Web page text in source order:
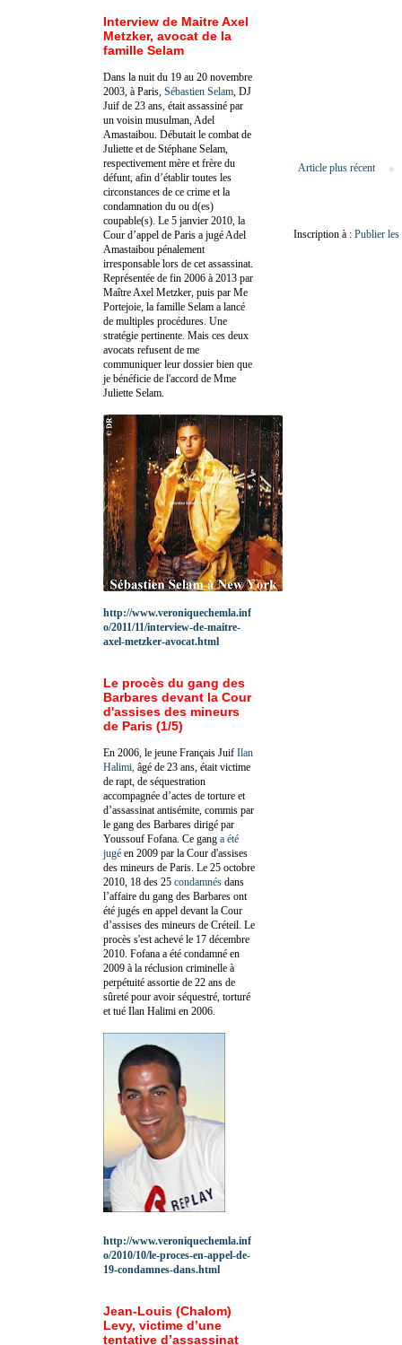
Article plus récent
Inscription à : Publier
Interview de Maitre Axel
Metzker, avocat de la
famille Selam
Dans la nuit du 19 au 20 novembre
2003, à Paris, Sébastien Selam , DJ
Juif de 23 ans, était assassiné par
un voisin musulman, Adel
Amastaibou. Débutait le combat de
Juliette et de Stéphane Selam,
respectivement mère et frère du
défunt, afin d’établir toutes les
circonstances de ce crime et la
condamnation du ou d(es)
coupable(s). Le 5 janvier 2010, la
Cour d’appel de Paris a jugé Adel
Amastaibou pénalement
irresponsable lors de cet assassinat.
Représentée de fin 2006 à 2013 par
Maître Axel Metzker, puis par Me
Portejoie, la famille Selam a lancé
de multiples procédures. Une
stratégie pertinente. Mais ces deux
avocats refusent de me
communiquer leur dossier bien que
je bénéficie de l'accord de Mme
Juliette Selam.
http://www.veroniquechemla.inf
o/2011/11/interview-de-maitre-
axel-metzker-avocat.html
Le procès du gang des
Barbares devant la Cour
d'assises des mineurs
de Paris (1/5)
En 2006, le jeune Français Juif Ilan
Halimi, âgé de 23 ans, était victime
de rapt, de séquestration
accompagnée d’actes de torture et
d’assassinat antisémite, commis par
le gang des Barbares dirigé par
Youssouf Fofana. Ce gang a été
jugé en 2009 par la Cour d'assises
des mineurs de Paris. Le 25 octobre
2010, 18 des 25 condamnés dans
l’affaire du gang des Barbares ont
été jugés en appel devant la Cour
d’assises des mineurs de Créteil. Le
procès s'est achevé le 17 décembre
2010. Fofana a été condamné en
2009 à la réclusion criminelle à
perpétuité assortie de 22 ans de
sûreté pour avoir séquestré, torturé
et tué Ilan Halimi en 2006.
http://www.veroniquechemla.inf
o/2010/10/le-proces-en-appel-de-
19-condamnes-dans.html
Jean-Louis (Chalom)
Levy, victime d’une
tentative d’assassinat